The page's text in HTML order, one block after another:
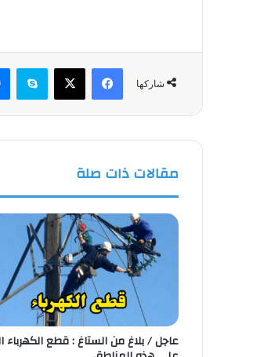
شاركها
فيسبوك سكايب
مقالات ذات صلة
عاجل / بلاغ من الستاغ : قطع الكهرباء